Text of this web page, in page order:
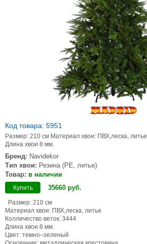
Код товара: 5951
Размер: 210 см Материал хвои: ПВХ,леска,
Длина хвои 8 мм.
Бренд: Navidekor
Тип хвои: Резина (PE, литье)
Товар: в наличии
Купить 35660 руб.
Размер: 210 см
Материал хвои: ПВХ,леска, литье
Колличество веток: 3444
Длина хвои 8 мм.
Цвет: темно–зеленый